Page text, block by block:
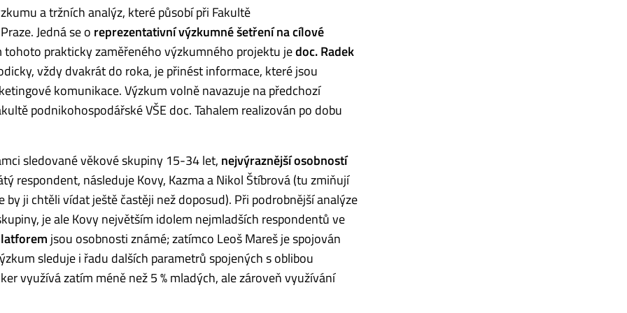
a tržních analýz, které působí při Fakultě
Jedná se o reprezentativní výzkumné šetření na cílové
tohoto prakticky zaměřeného výzkumného projektu jedoc. Radek
vždy dvakrát do roka, je přinést informace, které jsou
komunikace. Výzkum volně navazuje na předchozí
podnikohospodářské VŠE doc. Tahalem realizován po dobu
sledované věkové skupiny 15-34 let, nejvýraznější osobností
respondent, následuje Kovy, Kazma a Nikol Štíbrová (tu zmiňují
ji chtěli vídat ještě častěji než doposud). Při podrobnější analýze
je ale Kovy největším idolem nejmladších respondentů ve
jsou osobnosti známé; zatímco Leoš Mareš je spojován
sleduje i řadu dalších parametrů spojených s oblibou
využívá zatím méně než 5 % mladých, ale zároveň využívání